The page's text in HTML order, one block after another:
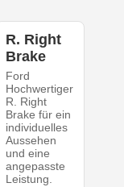
R. Right
Brake
Ford
Hochwertiger
R. Right
Brake für ein
individuelles
Aussehen
und eine
angepasste
Leistung.